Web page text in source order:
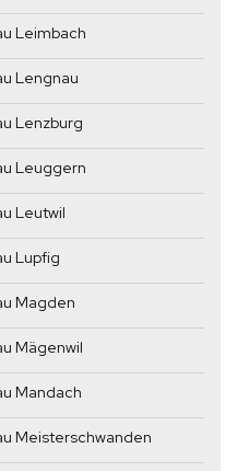
Leimbach
Lengnau
Lenzburg
Leuggern
Leutwil
Lupfig
Magden
Mägenwil
Mandach
Meisterschwanden